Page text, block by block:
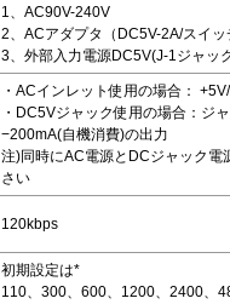
1、AC90V-240V
2、ACアダプタ（DC5V-2A/スイッ
3、外部入力電源DC5V(J-1ジャッ
・ACインレット使用の場合：
・DC5Vジャック使用の場合：ジ
−200mA(自機消費)の出力
注)同時にAC電源とDCジャック電
さい
120kbps
初期設定は*
110、300、600、1200、2400、